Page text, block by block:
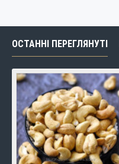
ОСТАННІ ПЕРЕГЛЯНУТІ